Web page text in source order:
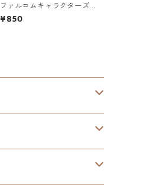
ファルコムキャラクターズ
第2弾王冠クリップ
¥850